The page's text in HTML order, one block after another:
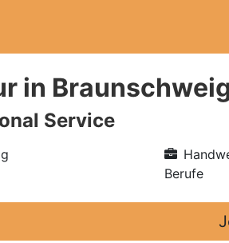
in
Service
Berufe